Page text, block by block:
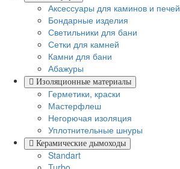
Аксессуары для каминов и печей
Бондарные изделия
Светильники для бани
Сетки для камней
Камни для бани
Абажуры
Изоляционные материалы
Герметики, краски
Мастерфлеш
Негорючая изоляция
Уплотнительные шнуры
Керамические дымоходы
Standart